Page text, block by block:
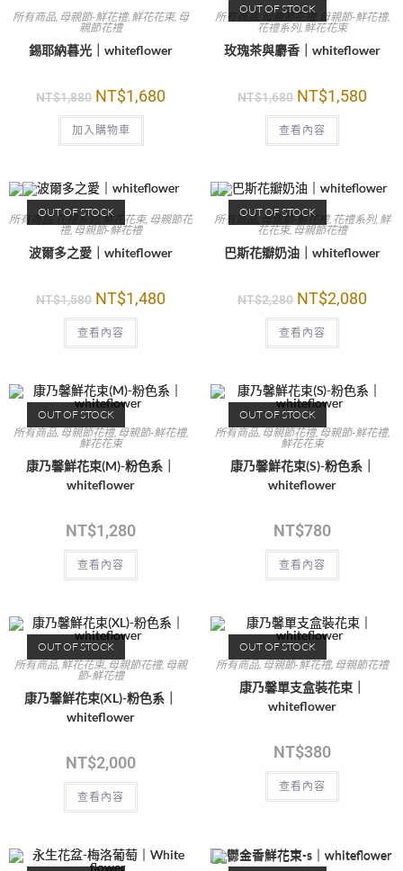
所有商品 母親節-鮮花禮, 鮮花花束, 母
親節花禮
錫耶納暮光｜whiteflower
NT$1,880 NT$1,680
加入購物車
OUT OF STOCK
所有商品 , 母親節花禮 母親節-鮮花禮,
花禮系列, 鮮花花束
玫瑰茶與麝香｜whiteflower
NT$1,680 NT$1,580
查看內容
OUT OF STOCK
所有商品, 花禮系列,鮮花花束, 母親節花
禮, 母親節-鮮花禮
波爾多之愛｜whiteflower
NT$1,580 NT$1,480
查看內容
OUT OF STOCK
所有商品 , 母親節-鮮花禮, 花禮系列, 鮮
花花束, 母親節花禮
巴斯花瓣奶油｜whiteflower
NT$2,280 NT$2,080
查看內容
OUT OF STOCK
所有商品, 母親節花禮, 母親節-鮮花禮,
鮮花花束
康乃馨鮮花束(M)-粉色系｜
whiteflower
NT$1,280
查看內容
OUT OF STOCK
所有商品, 母親節花禮, 母親節-鮮花禮,
鮮花花束
康乃馨鮮花束(S)-粉色系｜
whiteflower
NT$780
查看內容
OUT OF STOCK
所有商品, 鮮花花束, 母親節花禮, 母親
節-鮮花禮
康乃馨鮮花束(XL)-粉色系｜
whiteflower
NT$2,000
查看內容
OUT OF STOCK
所有商品, 母親節-鮮花禮, 母親節花禮
康乃馨單支盒裝花束｜
whiteflower
NT$380
查看內容